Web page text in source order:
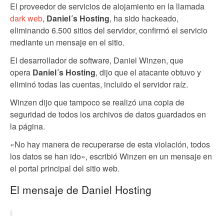
El proveedor de servicios de alojamiento en la llamada
dark web, Daniel´s Hosting, ha sido hackeado,
eliminando 6.500 sitios del servidor, confirmó el servicio
mediante un mensaje en el sitio.
El desarrollador de software, Daniel Winzen, que
opera Daniel´s Hosting, dijo que el atacante obtuvo y
eliminó todas las cuentas, incluido el servidor raíz.
Winzen dijo que tampoco se realizó una copia de
seguridad de todos los archivos de datos guardados en
la página.
«No hay manera de recuperarse de esta violación, todos
los datos se han ido», escribió Winzen en un mensaje en
el portal principal del sitio web.
El mensaje de Daniel Hosting